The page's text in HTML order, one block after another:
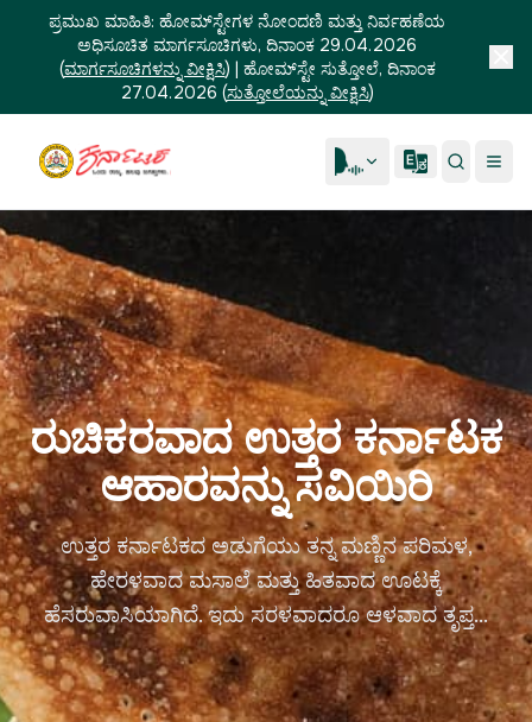
ಪ್ರಮುಖ ಮಾಹಿತಿ: ಹೋಮ್‌ಸ್ಟೇಗಳ ನೋಂದಣಿ ಮತ್ತು ನಿರ್ವಹಣೆಯ
ಅಧಿಸೂಚಿತ ಮಾರ್ಗಸೂಚಿಗಳು, ದಿನಾಂಕ 29.04.2026
(ಮಾರ್ಗಸೂಚಿಗಳನ್ನು ವೀಕ್ಷಿಸಿ) | ಹೋಮ್‌ಸ್ಟೇ ಸುತ್ತೋಲೆ, ದಿನಾಂಕ
27.04.2026 (ಸುತ್ತೋಲೆಯನ್ನು ವೀಕ್ಷಿಸಿ)
ರುಚಿಕರವಾದ ಉತ್ತರ ಕರ್ನಾಟಕ
ಆಹಾರವನ್ನು ಸವಿಯಿರಿ
ಉತ್ತರ ಕರ್ನಾಟಕದ ಅಡುಗೆಯು ತನ್ನ ಮಣ್ಣಿನ ಪರಿಮಳ,
ಹೇರಳವಾದ ಮಸಾಲೆ ಮತ್ತು ಹಿತವಾದ ಊಟಕ್ಕೆ
ಹೆಸರುವಾಸಿಯಾಗಿದೆ. ಇದು ಸರಳವಾದರೂ ಆಳವಾದ ತೃಪ್ತ...